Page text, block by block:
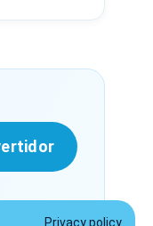
Privacy policy